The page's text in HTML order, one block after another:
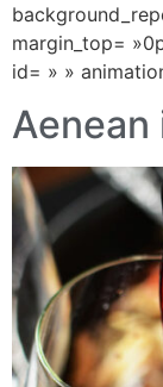
margin_top=
id= » »
Aenean